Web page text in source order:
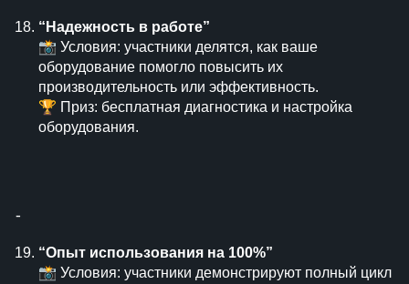
“Надежность в работе”
📸 Условия: участники делятся, как ваше
оборудование помогло повысить их
производительность или эффективность.
🏆 Приз: бесплатная диагностика и настройка
оборудования.
⁃
“Опыт использования на 100%”
📸 Условия: участники демонстрируют полный цикл